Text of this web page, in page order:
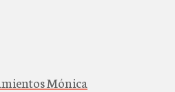
Mónica